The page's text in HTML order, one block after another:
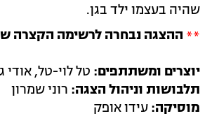
שהיה בעצמו ילד בגן.
** ההצגה נבחרה לרשימה הקצרה של
יוצרים ומשתתפים: טל לוי-טל,
תלבושות וניהול הצגה: רוני שמרון
מוסיקה: עידו אופק